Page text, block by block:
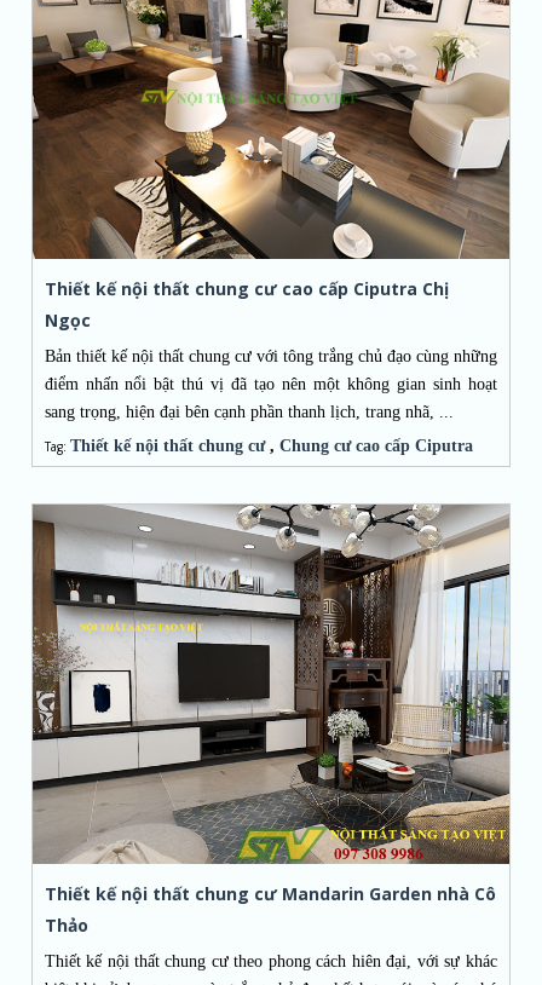
Thiết kế nội thất chung cư cao cấp Ciputra Chị
Ngọc
Bản thiết kế nội thất chung cư với tông trắng chủ đạo cùng những
điểm nhấn nổi bật thú vị đã tạo nên một không gian sinh hoạt
sang trọng, hiện đại bên cạnh phần thanh lịch, trang nhã, ...
Tag: Thiết kế nội thất chung cư, Chung cư cao cấp Ciputra
Thiết kế nội thất chung cư Mandarin Garden nhà Cô
Thảo
Thiết kế nội thất chung cư theo phong cách hiên đại, với sự khác